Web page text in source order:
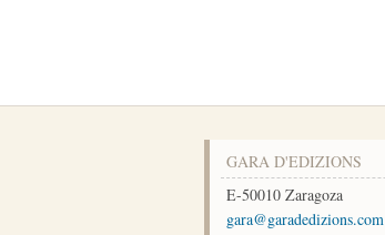
GARA D'EDIZIONS
E-50010 Zaragoza
moc.snoizidedarag@arag